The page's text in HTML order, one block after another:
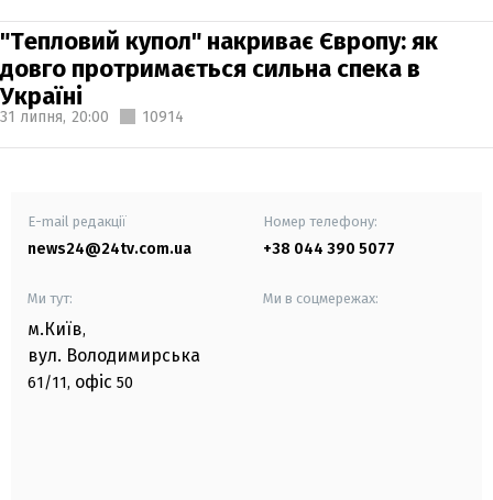
"Тепловий купол" накриває Європу: як
довго протримається сильна спека в
Україні
31 липня, 20:00 10914
E-mail редакції
news24@24tv.com.ua
Номер телефону:
+38 044 390 5077
Ми тут:
м.Київ,
вул. Володимирська
61/11, офіс 50
Ми в соцмережах: